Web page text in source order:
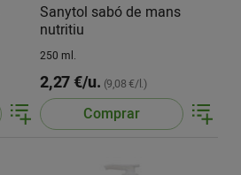
Sanytol sabó de mans
nutritiu
250 ml.
2,27 €/u. (9,08 €/l.)
Comprar